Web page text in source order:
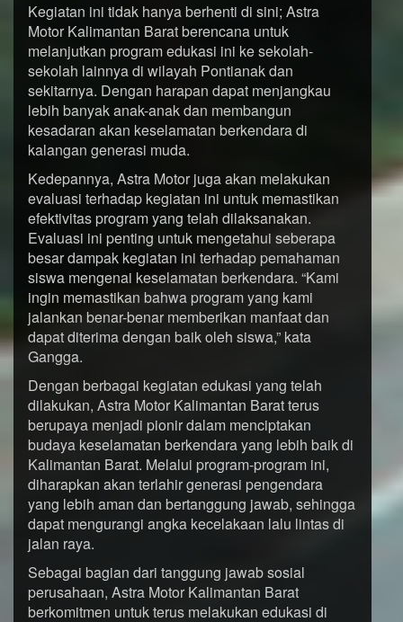
Kegiatan ini tidak hanya berhenti di sini; Astra
Motor Kalimantan Barat berencana untuk
melanjutkan program edukasi ini ke sekolah-
sekolah lainnya di wilayah Pontianak dan
sekitarnya. Dengan harapan dapat menjangkau
lebih banyak anak-anak dan membangun
kesadaran akan keselamatan berkendara di
kalangan generasi muda.
Kedepannya, Astra Motor juga akan melakukan
evaluasi terhadap kegiatan ini untuk memastikan
efektivitas program yang telah dilaksanakan.
Evaluasi ini penting untuk mengetahui seberapa
besar dampak kegiatan ini terhadap pemahaman
siswa mengenai keselamatan berkendara. “Kami
ingin memastikan bahwa program yang kami
jalankan benar-benar memberikan manfaat dan
dapat diterima dengan baik oleh siswa,” kata
Gangga.
Dengan berbagai kegiatan edukasi yang telah
dilakukan, Astra Motor Kalimantan Barat terus
berupaya menjadi pionir dalam menciptakan
budaya keselamatan berkendara yang lebih baik di
Kalimantan Barat. Melalui program-program ini,
diharapkan akan terlahir generasi pengendara
yang lebih aman dan bertanggung jawab, sehingga
dapat mengurangi angka kecelakaan lalu lintas di
jalan raya.
Sebagai bagian dari tanggung jawab sosial
perusahaan, Astra Motor Kalimantan Barat
berkomitmen untuk terus melakukan edukasi di